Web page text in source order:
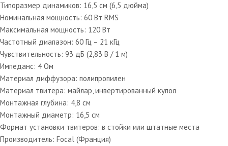
Типоразмер динамиков: 16,5 см (6,5 дюйма)
Номинальная мощность: 60 Вт RMS
Максимальная мощность: 120 Вт
Частотный диапазон: 60 Гц – 21 кГц
Чувствительность: 93 дБ (2,83 В / 1 м)
Импеданс: 4 Ом
Материал диффузора: полипропилен
Материал твитера: майлар, инвертированный купол
Монтажная глубина: 4,8 см
Монтажный диаметр: 16,5 см
Формат установки твитеров: в стойки или штатные места
Производитель: Focal (Франция)